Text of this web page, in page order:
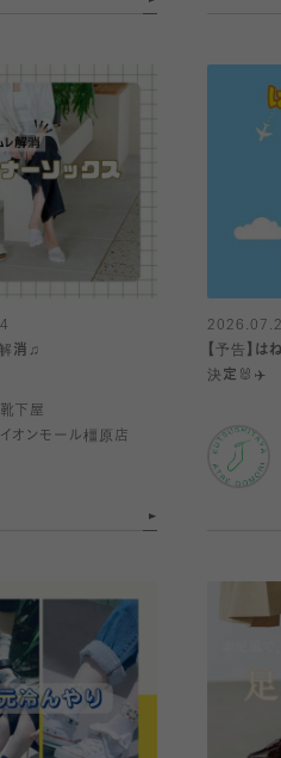
消♫
靴下屋
イオンモール橿原店
【予告】
決定🐰✈️